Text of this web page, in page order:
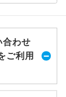
合わせ
ご利用